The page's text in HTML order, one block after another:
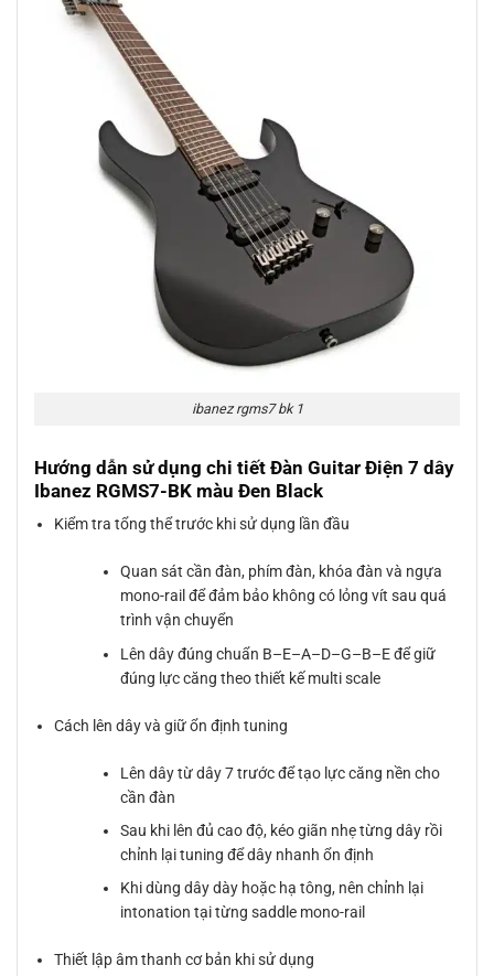
ibanez rgms7 bk 1
Hướng dẫn sử dụng chi tiết Đàn Guitar Điện 7 dây
Ibanez RGMS7-BK màu Đen Black
Kiểm tra tổng thể trước khi sử dụng lần đầu
Quan sát cần đàn, phím đàn, khóa đàn và ngựa
mono-rail để đảm bảo không có lỏng vít sau quá
trình vận chuyển
Lên dây đúng chuẩn B–E–A–D–G–B–E để giữ
đúng lực căng theo thiết kế multi scale
Cách lên dây và giữ ổn định tuning
Lên dây từ dây 7 trước để tạo lực căng nền cho
cần đàn
Sau khi lên đủ cao độ, kéo giãn nhẹ từng dây rồi
chỉnh lại tuning để dây nhanh ổn định
Khi dùng dây dày hoặc hạ tông, nên chỉnh lại
intonation tại từng saddle mono-rail
Thiết lập âm thanh cơ bản khi sử dụng